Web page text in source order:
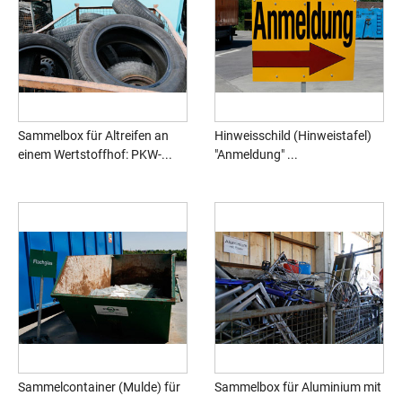
Sammelbox für Altreifen an
einem Wertstoffhof: PKW-...
Hinweisschild (Hinweistafel)
"Anmeldung" ...
Sammelcontainer (Mulde) für
Sammelbox für Aluminium mit